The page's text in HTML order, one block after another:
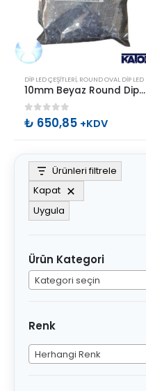
DIP LED ÇEŞITLERI, ROUND OVAL DIP LED
10mm Beyaz Round Dip Led 18000-20000mcd 250 Adet
0 out of 5
₺ 650,85 +KDV
Ürünleri filtrele
Kapat
Uygula
Ürün Kategori
Kategori seçin
Renk
Herhangi Renk